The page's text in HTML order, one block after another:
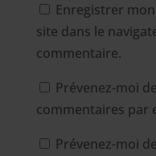
Enregistrer
site dans le
commentaire.
Prévenez-moi
commentaires par
Prévenez-moi